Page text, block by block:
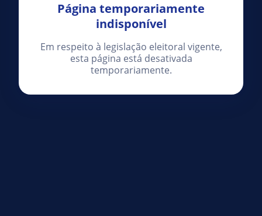
Página temporariamente
indisponível
Em respeito à legislação eleitoral vigente,
esta página está desativada
temporariamente.